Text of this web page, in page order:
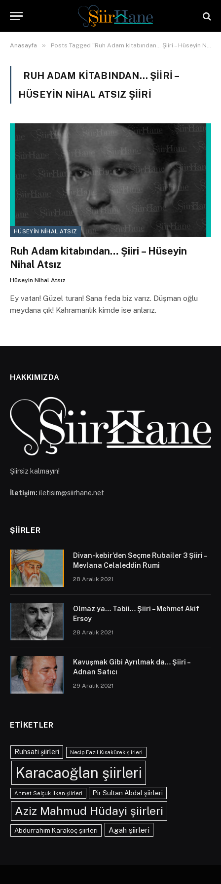
Anasayfa » Posts Tagged "Ruh Adam kitabından… Şiiri – Hüseyin Nihal Atsız şiiri"
RUH ADAM KITABINDAN… ŞIIRI –
HÜSEYIN NIHAL ATSIZ ŞIIRI
HÜSEYIN NIHAL ATSIZ
Ruh Adam kitabından… Şiiri – Hüseyin
Nihal Atsız
Hüseyin Nihal Atsız
Ey vatan! Güzel turan! Sana feda biz varız. Düşman oğlu
meydana çık! Kahramanlık kimde ise anlarız.
HAKKIMIZDA
Şiirsiz kalmayın!
İletişim: iletisim@siirhane.net
ŞIIRLER
Divan-kebir’den Seçme Rubailer 3 Şiiri –
Mevlana Celaleddin Rumi
28 Aralık 2021
Olmaz ya… Tabii… Şiiri – Mehmet Akif
Ersoy
28 Aralık 2021
Kavuşmak Gibi Ayrılmak da… Şiiri –
Adnan Satıcı
29 Aralık 2021
ETIKETLER
Ruhsati şiirleri Necip Fazıl Kısakürek şiirleri
Karacaoğlan şiirleri
Ahmet Selçuk İlkan şiirleri Pir Sultan Abdal şiirleri
Aziz Mahmud Hüdayi şiirleri
Abdurrahim Karakoç şiirleri Agah şiirleri